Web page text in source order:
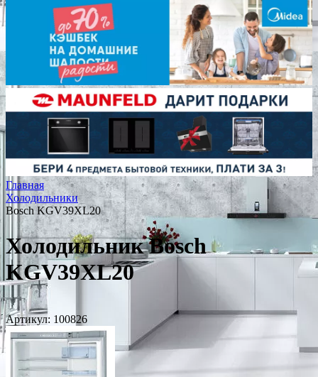
Главная
Холодильники
Bosch KGV39XL20
Холодильник Bosch
KGV39XL20
Артикул: 100826